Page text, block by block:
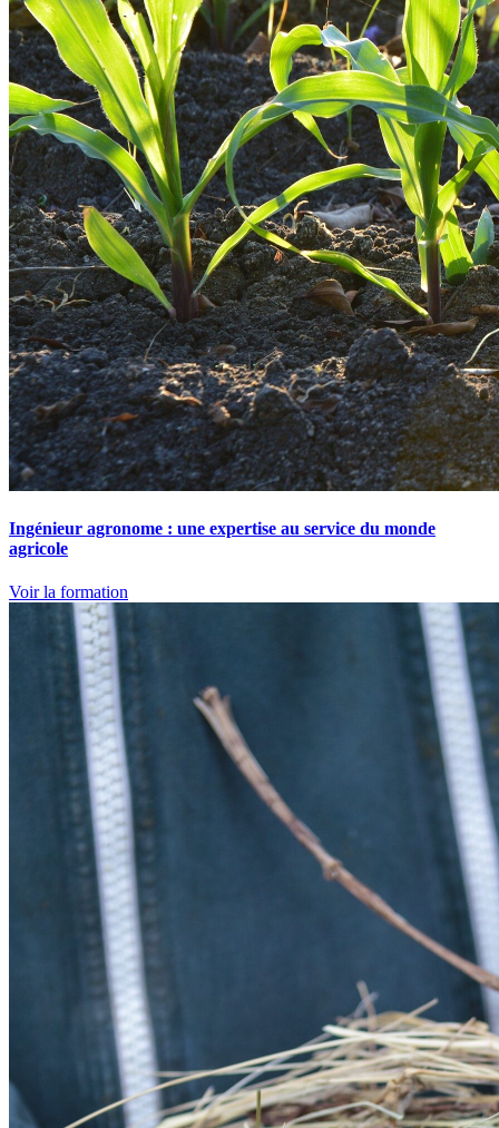
Ingénieur agronome : une expertise au service du monde
agricole
Voir la formation